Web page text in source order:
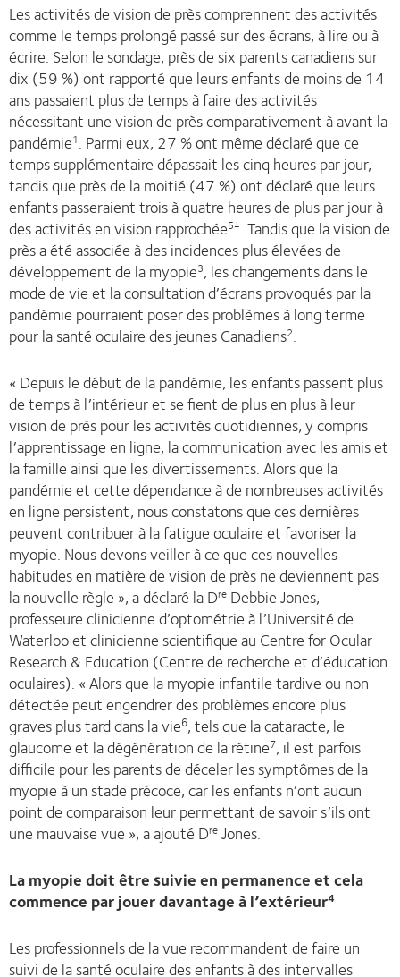
Les activités de vision de près comprennent des activités
comme le temps prolongé passé sur des écrans, à lire ou à
écrire. Selon le sondage, près de six parents canadiens sur
dix (59 %) ont rapporté que leurs enfants de moins de 14
ans passaient plus de temps à faire des activités
nécessitant une vision de près comparativement à avant la
pandémie1. Parmi eux, 27 % ont même déclaré que ce
temps supplémentaire dépassait les cinq heures par jour,
tandis que près de la moitié (47 %) ont déclaré que leurs
enfants passeraient trois à quatre heures de plus par jour à
des activités en vision rapprochée5‡. Tandis que la vision de
près a été associée à des incidences plus élevées de
développement de la myopie3, les changements dans le
mode de vie et la consultation d’écrans provoqués par la
pandémie pourraient poser des problèmes à long terme
pour la santé oculaire des jeunes Canadiens2.
« Depuis le début de la pandémie, les enfants passent plus
de temps à l’intérieur et se fient de plus en plus à leur
vision de près pour les activités quotidiennes, y compris
l’apprentissage en ligne, la communication avec les amis et
la famille ainsi que les divertissements. Alors que la
pandémie et cette dépendance à de nombreuses activités
en ligne persistent, nous constatons que ces dernières
peuvent contribuer à la fatigue oculaire et favoriser la
myopie. Nous devons veiller à ce que ces nouvelles
habitudes en matière de vision de près ne deviennent pas
la nouvelle règle », a déclaré la Dre Debbie Jones,
professeure clinicienne d’optométrie à l’Université de
Waterloo et clinicienne scientifique au Centre for Ocular
Research & Education (Centre de recherche et d’éducation
oculaires). « Alors que la myopie infantile tardive ou non
détectée peut engendrer des problèmes encore plus
graves plus tard dans la vie6, tels que la cataracte, le
glaucome et la dégénération de la rétine7, il est parfois
difficile pour les parents de déceler les symptômes de la
myopie à un stade précoce, car les enfants n’ont aucun
point de comparaison leur permettant de savoir s’ils ont
une mauvaise vue », a ajouté Dre Jones.
La myopie doit être suivie en permanence et cela
commence par jouer davantage à l’extérieur4
Les professionnels de la vue recommandent de faire un
suivi de la santé oculaire des enfants à des intervalles